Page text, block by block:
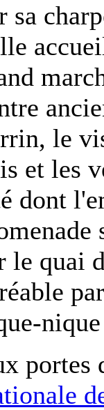
sa
le
et les
dont
le quai
portes